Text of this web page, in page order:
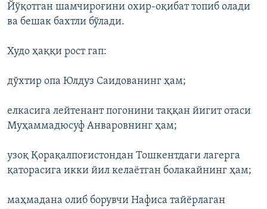
Йўқотган шамчироғини охир-оқибат топиб олади
ва бешак бахтли бўлади.
Худо ҳаққи рост гап:
дўхтир опа Юлдуз Саидованинг ҳам;
елкасига лейтенант погонини таққан йигит отаси
Муҳаммадюсуф Анваровнинг ҳам;
узоқ Қорақалпоғистондан Тошкентдаги лагерга
қаторасига икки йил келаётган болакайнинг ҳам;
маҳмадана олиб борувчи Нафиса тайёрлаган